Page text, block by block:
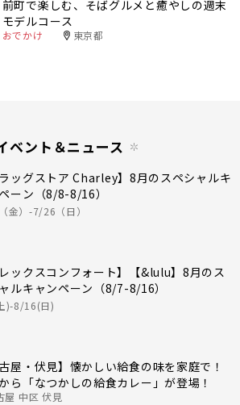
前町で楽しむ、そばグルメと癒やしの週末
モデルコース
おでかけ 東京都
ベント＆ニュース
ラッグストア Charley】8月のスペシャルキ
ーン（8/8-8/16）
金）-7/26（日）
レックスコンフォート】【&lulu】8月のス
ルキャンペーン（8/7-8/16）
)-8/16(日)
古屋・伏見】懐かしい給食の味を家庭で！
ら「なつかしの給食カレー」が登場！
屋 中区 伏見